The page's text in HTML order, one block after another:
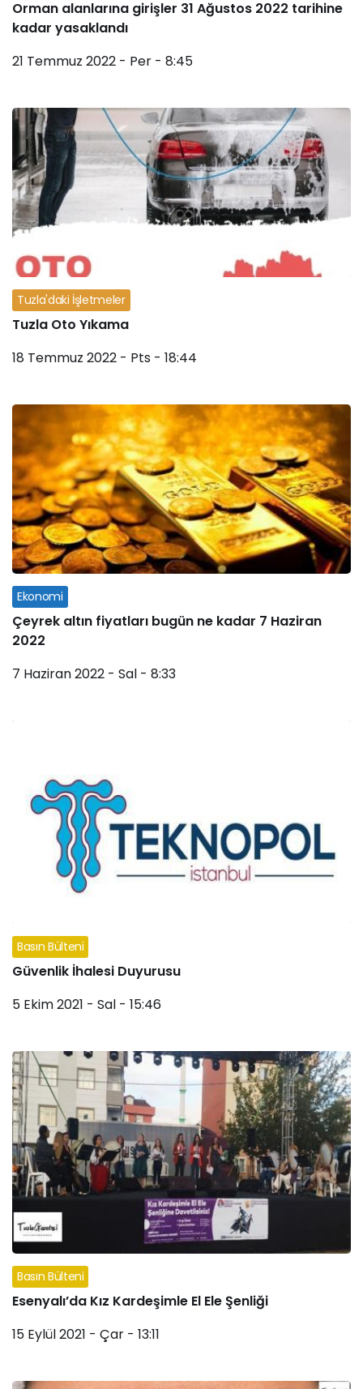
Orman alanlarına girişler 31 Ağustos 2022 tarihine
kadar yasaklandı
21 Temmuz 2022 - Per - 8:45
Tuzla'daki İşletmeler
Tuzla Oto Yıkama
18 Temmuz 2022 - Pts - 18:44
Ekonomi
Çeyrek altın fiyatları bugün ne kadar 7 Haziran
2022
7 Haziran 2022 - Sal - 8:33
Basın Bülteni
Güvenlik İhalesi Duyurusu
5 Ekim 2021 - Sal - 15:46
Basın Bülteni
Esenyalı’da Kız Kardeşimle El Ele Şenliği
15 Eylül 2021 - Çar - 13:11